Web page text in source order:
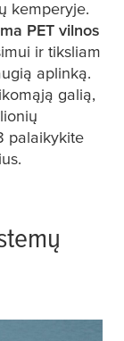
kemperyje.
PET vilnos
ir tiksliam
aplinką.
galią,
palaikykite